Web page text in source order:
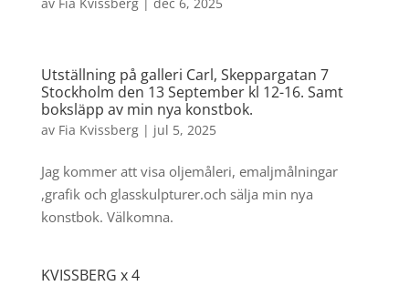
Utställning på galleri Carl, Skeppargatan 7
Stockholm den 13 September kl 12-16. Samt
boksläpp av min nya konstbok.
av Fia Kvissberg| jul 5, 2025
Jag kommer att visa oljemåleri, emaljmålningar
,grafik och glasskulpturer.och sälja min nya
konstbok. Välkomna.
KVISSBERG x 4